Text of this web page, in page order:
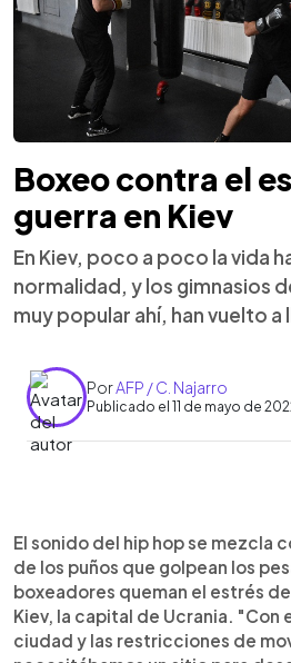
Boxeo contra el
guerra en Kiev
En Kiev, poco a poco la vida
normalidad, y los gimnasios
muy popular ahí, han vuelto a
PorAFP / C. Najarro
Publicado el 11 de mayo de
► Escuchar artículo
El sonido del hip hop se mezcla
de los puños que golpean los
boxeadores queman el estrés
Kiev, la capital de Ucrania. "Con
ciudad y las restricciones de